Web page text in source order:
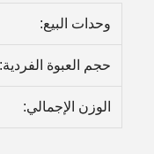
وحدات البيع:
حجم العبوة الفردية:
الوزن الإجمالي: